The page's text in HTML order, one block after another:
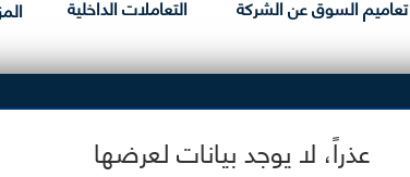
تعاميم السوق عن الشركة التعاملات الداخلية
عذراً، لا يوجد بيانات لعرضها